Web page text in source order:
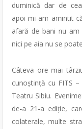
duminică dar de
apoi mi-am amintit
afară de bani nu
nici pe aia nu se
Câteva ore mai
cunoștință cu FITS
Teatru Sibiu.
de-a 21-a ediție,
colaterale, multe